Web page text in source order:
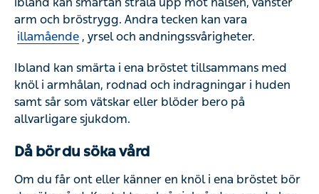
Ibland kan smärta i ena bröstet tillsammans med knöl i
armhålan, rodnad och indragningar i huden samt sår som
Då bör du söka vård
Om du får ont eller känner en knöl i ena bröstet bör du
indragningar i huden eller andra ensidiga förändringar på
smärta i bröstkorgen i mer än 15 minuter.